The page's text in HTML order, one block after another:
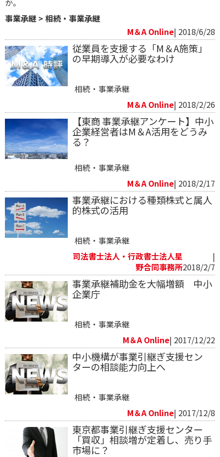
事業承継 > 相続・事業承継
M＆A Online| 2018/6/28
従業員を支援する「M＆A施策」
の早期導入が必要なわけ
相続・事業承継
M＆A Online| 2018/2/26
【東商 事業承継アンケート】中小
企業経営者はM＆A活用をどうみ
る？
相続・事業承継
M＆A Online| 2018/2/17
事業承継における種類株式と属人
的株式の活用
相続・事業承継
司法書士法人・行政書士法人星
野合同事務所
|
2018/2/7
事業承継補助金を大幅増額 中小
企業庁
相続・事業承継
M＆A Online| 2017/12/22
中小機構が事業引継ぎ支援セン
ターの相談能力向上へ
相続・事業承継
M＆A Online| 2017/12/8
東京都事業引継ぎ支援センター
「買収」相談増が定着し、売り手
市場に？